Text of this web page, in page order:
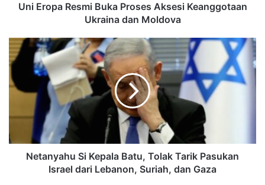
Uni Eropa Resmi Buka Proses Aksesi Keanggotaan
Ukraina dan Moldova
Netanyahu Si Kepala Batu, Tolak Tarik Pasukan
Israel dari Lebanon, Suriah, dan Gaza